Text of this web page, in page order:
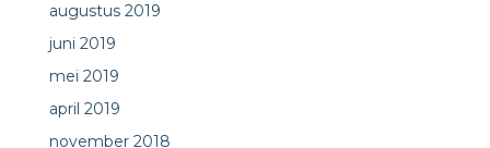
augustus 2019
juni 2019
mei 2019
april 2019
november 2018